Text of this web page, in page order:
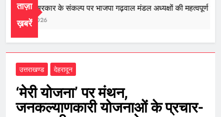
ताज़ा
ख़बरें
बार सरकार के संकल्प पर भाजपा गढ़वाल मंडल अध्यक्षों की महत्वपूर्ण बैठक
8, 2026
उत्तराखण्ड देहरादून
‘मेरी योजना’ पर मंथन,
जनकल्याणकारी योजनाओं के प्रचार-